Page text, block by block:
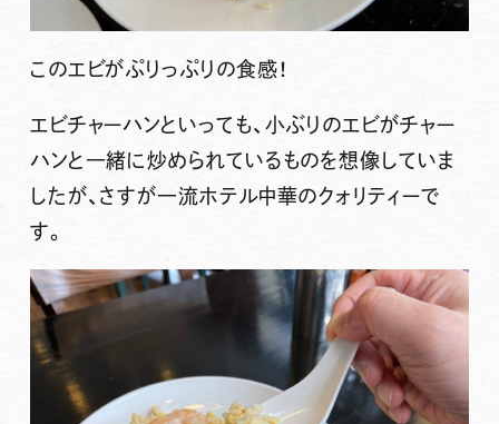
このエビがぷりっぷりの食感！
エビチャーハンといっても、小ぶりのエビがチャー
ハンと一緒に炒められているものを想像していま
したが、さすが一流ホテル中華のクォリティーで
す。